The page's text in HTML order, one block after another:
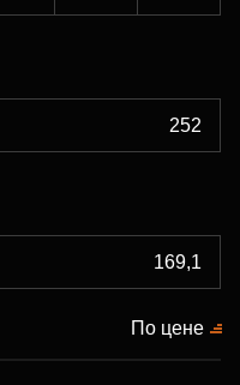
По цене